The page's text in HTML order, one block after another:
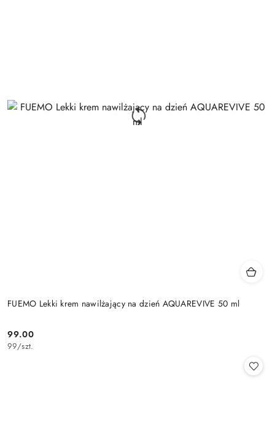
FUEMO Lekki krem nawilżający na dzień AQUAREVIVE 50 ml
Cena:
99.00
99/szt.